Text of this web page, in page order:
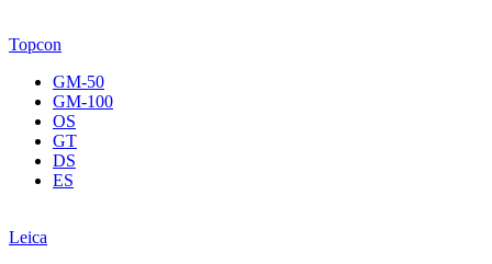
Topcon
GM-50
GM-100
OS
GT
DS
ES
Leica